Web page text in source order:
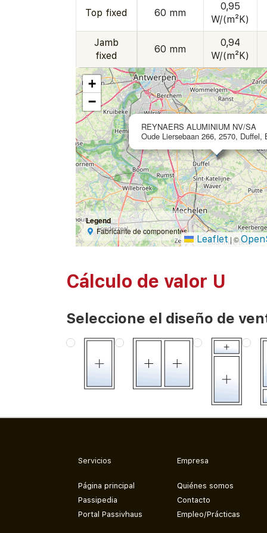
Top fixed 60 mm
0,95
W/(m²K)
Jamb
fixed
60 mm
0,94
W/(m²K)
REYNAERS ALUMINIUM NV/SA
Oude Liersebaan 266, 2570, Duffel,
+
−
Legend
Fabricante de componentes
Leaflet | ©
Cálculo de valor U
Seleccione el diseño de
Servicios
Página principal
Passipedia
Portal Passivhaus
Empresa
Quiénes somos
Contacto
Empleo/Prácticas